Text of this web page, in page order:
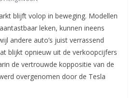
blijft volop in beweging. Modellen
leken, kunnen ineens
andere auto’s juist verrassend
blijkt opnieuw uit de verkoopcijfers
de vertrouwde koppositie van de
overgenomen door de Tesla